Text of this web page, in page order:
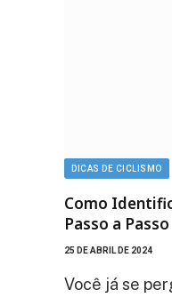
DICAS DE CICLISMO
Como
Passo a Passo
25 DE ABRIL DE 2024
Você já se